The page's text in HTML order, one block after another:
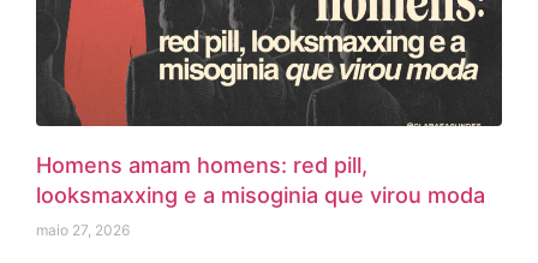
Homens amam homens: red pill,
looksmaxxing e a misoginia que virou moda
maio 27, 2026